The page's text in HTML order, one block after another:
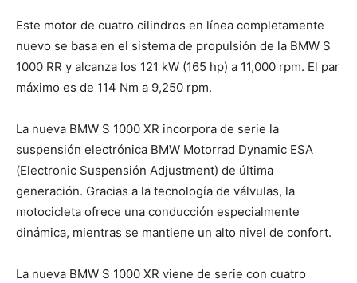
Este motor de cuatro cilindros en línea completamente
nuevo se basa en el sistema de propulsión de la BMW S
1000 RR y alcanza los 121 kW (165 hp) a 11,000 rpm. El par
máximo es de 114 Nm a 9,250 rpm.
La nueva BMW S 1000 XR incorpora de serie la
suspensión electrónica BMW Motorrad Dynamic ESA
(Electronic Suspensión Adjustment) de última
generación. Gracias a la tecnología de válvulas, la
motocicleta ofrece una conducción especialmente
dinámica, mientras se mantiene un alto nivel de confort.
La nueva BMW S 1000 XR viene de serie con cuatro